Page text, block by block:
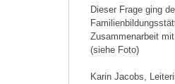
Dieser Frage ging
Zusammenarbeit
(siehe Foto)
Karin Jacobs,